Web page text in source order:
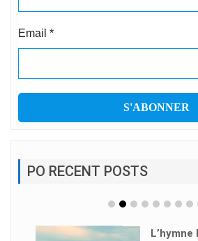
Email *
PO RECENT POSTS
L’hymne